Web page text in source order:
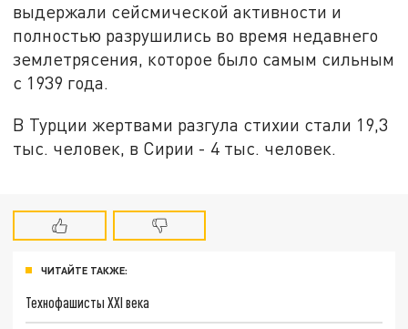
выдержали сейсмической активности и
полностью разрушились во время недавнего
землетрясения, которое было самым сильным
с 1939 года.
В Турции жертвами разгула стихии стали 19,3
тыс. человек, в Сирии - 4 тыс. человек.
ЧИТАЙТЕ ТАКЖЕ:
Технофашисты XXI века